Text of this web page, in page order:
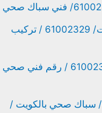
تسليك مجاري السلام/ رقم سباك الكويت/ 61002329 / تركيب
تصليح سخان مركزي بالكويت الشهداء/ 61002329 / رقم فني صحي
سباك صحي عبد الله السالم/ 61002329/ سباك صحي بالكويت /